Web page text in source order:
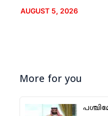
AUGUST 5, 2026
More for you